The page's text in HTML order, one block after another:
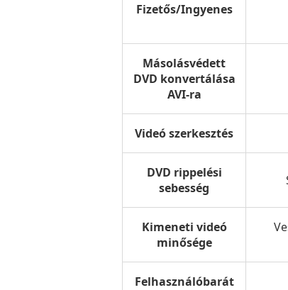
Fizetős/Ingyenes
Másolásvédett
DVD konvertálása
AVI-ra
Videó szerkesztés
DVD rippelési
sebesség
Kimeneti videó
minősége
Felhasználóbarát